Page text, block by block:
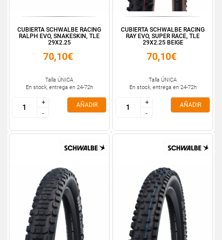
CUBIERTA SCHWALBE RACING
RALPH EVO, SNAKESKIN, TLE
29X2.25
70,10€
Talla ÚNICA
En stock, entrega en 24-72h
+
-
+
-
AÑADIR
CUBIERTA SCHWALBE RACING
RAY EVO, SUPER RACE, TLE
29X2.25 BEIGE
70,10€
Talla ÚNICA
En stock, entrega en 24-72h
+
-
+
-
AÑADIR